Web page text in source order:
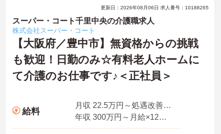
更新日：2026年08月06日 求人番号：10188265
スーパー・コート千里中央の介護職求人
株式会社スーパー・コート
【大阪府／豊中市】無資格からの挑戦
も歓迎！日勤のみ☆有料老人ホームに
て介護のお仕事です♪＜正社員＞
給料
月収 22.5万円～処遇改善手当、特定処遇手当、業務手当
年収 300万円～月給×12ヶ月＋賞与